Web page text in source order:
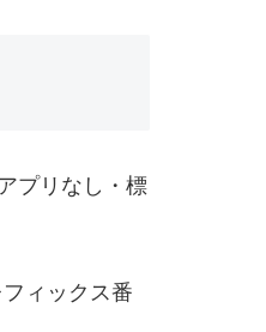
プリなし・標
ィックス番